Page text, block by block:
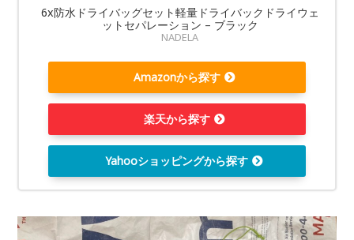
6x防水ドライバッグセット軽量ドライバックドライウェ
ットセパレーション – ブラック
NADELA
Amazonから探す
楽天から探す
Yahooショッピングから探す